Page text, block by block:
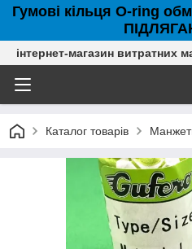
Гумові кільця O-ring
інтернет-магазин витратних
Каталог товарів